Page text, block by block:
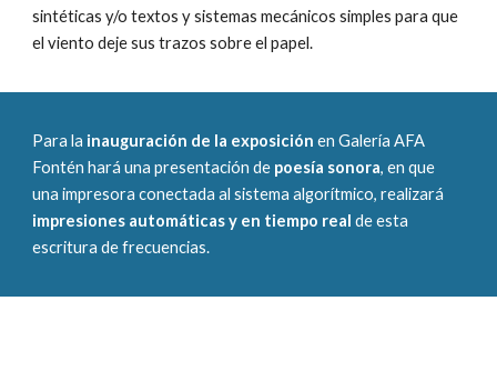
sintéticas y/o textos y sistemas mecánicos simples para que
el viento deje sus trazos sobre el papel.
Para la inauguración de la exposición en Galería AFA
Fontén hará una presentación de poesía sonora, enque
una impresora conectada al sistema algorítmico, realizará
impresiones automáticasy en tiempo realde esta
escritura de frecuencias.